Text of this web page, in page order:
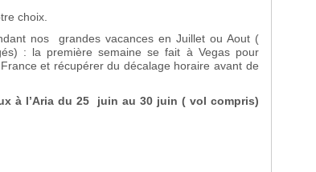
choix.
nos grandes vacances en Juillet ou Aout (
: la première semaine se fait à Vegas pour
et récupérer du décalage horaire avant de
à l’Aria du 25 juin au 30 juin ( vol compris)